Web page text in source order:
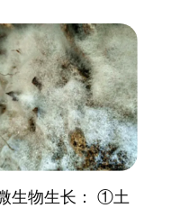
生物生长： ①土